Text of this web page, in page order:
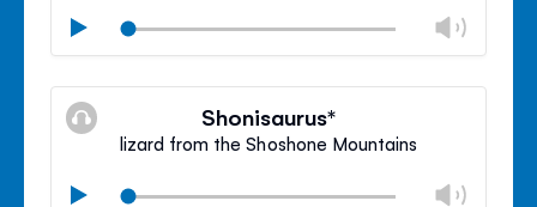
Play
libro
Silenzioso
Close
Shonisaurus*
lizard from the Shoshone Mountains
Play